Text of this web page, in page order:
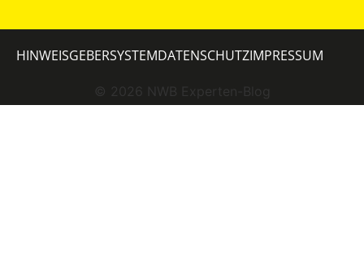
© 2026 NWB Experten-Blog
HINWEISGEBERSYSTEMDATENSCHUTZIMPRESSUM